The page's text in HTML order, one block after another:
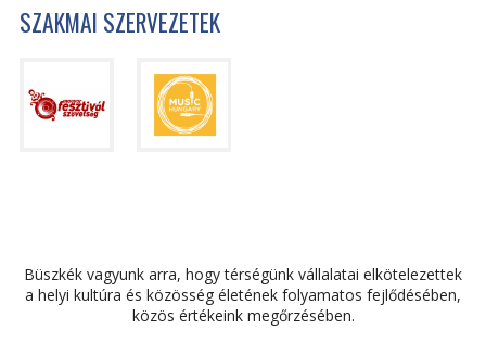
SZAKMAI SZERVEZETEK
Büszkék vagyunk arra, hogy térségünk vállalatai elkötelezettek
a helyi kultúra és közösség életének folyamatos fejlődésében,
közös értékeink megőrzésében.